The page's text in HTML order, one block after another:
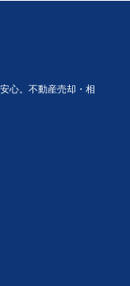
心。不動産売却・相